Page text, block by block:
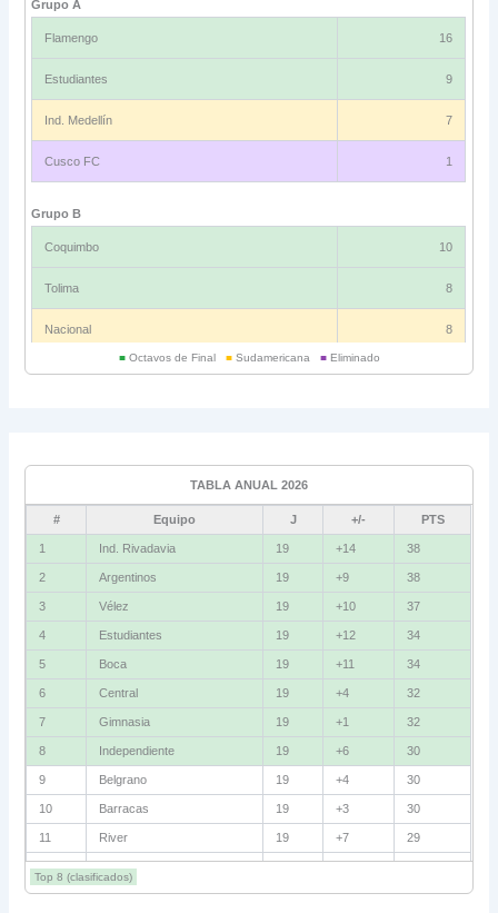
Grupo A
Flamengo 16
Estudiantes 9
Ind. Medellín 7
Cusco FC 1
Grupo B
Coquimbo 10
Tolima 8
Nacional 8
Bolívar 5
La Guaira
Grupo D
U. Católica
Cruzeiro 11
Boca Jrs.
Barcelona SC
Grupo E
Corinthians
■Octavos de Final ■Sudamericana ■Eliminado
TABLA ANUAL 2026
# Equipo J +/- PTS
1 Ind. Rivadavia 19 +14 38
2 Argentinos 19 +9 38
3 Vélez 19 +10 37
4 Estudiantes 19 +12 34
5 Boca 19 +11 34
6 Central 19 +4 32
7 Gimnasia 19 +1 32
8 Independiente 19 +6 30
9 Belgrano 19 +4 30
10 Barracas 19 +3 30
11 River 19 +7 29
12 Talleres 19 +5 29
13 Lanús 19 +2 27
Top 8 (clasificados)